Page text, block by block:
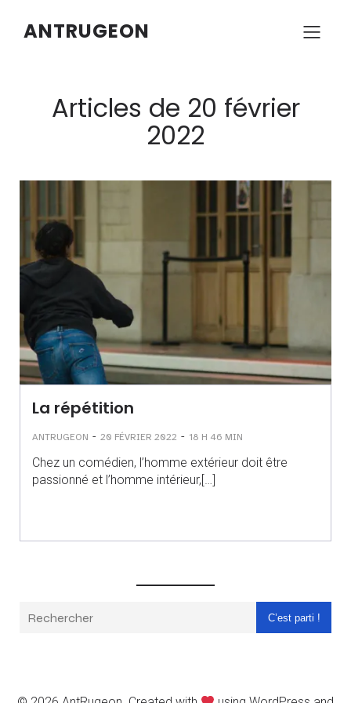
ANTRUGEON
Articles de 20 février
2022
La répétition
ANTRUGEON - 20 FÉVRIER 2022 - 18 H 46 MIN
Chez un comédien, l’homme extérieur doit être
passionné et l’homme intérieur,[…]
C’est parti !